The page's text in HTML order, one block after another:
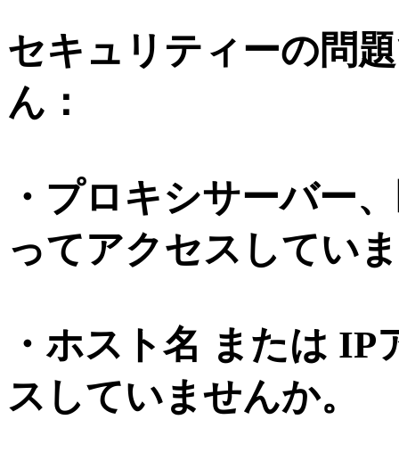
セキュリティーの問
ん：
・プロキシサーバー
ってアクセスしてい
・ホスト名 または
スしていませんか。